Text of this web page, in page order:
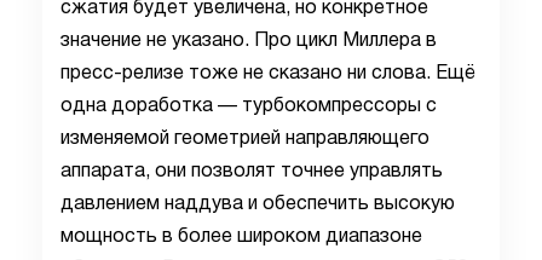
сжатия будет увеличена, но конкретное
значение не указано. Про цикл Миллера в
пресс-релизе тоже не сказано ни слова. Ещё
одна доработка — турбокомпрессоры с
изменяемой геометрией направляющего
аппарата, они позволят точнее управлять
давлением наддува и обеспечить высокую
мощность в более широком диапазоне